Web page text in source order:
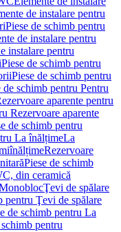
de instalare pentru
Piese de schimb pentru
de instalare pentru
instalare pentru
Piese de schimb pentru
Piese de schimb pentru
de schimb pentru Pentru
aparente pentru
Rezervoare aparente
de schimb pentru
La înălțimeLa
Rezervoare
Piese de schimb
din ceramică
Ţevi de spălare
pentru Ţevi de spălare
de schimb pentru La
pentru